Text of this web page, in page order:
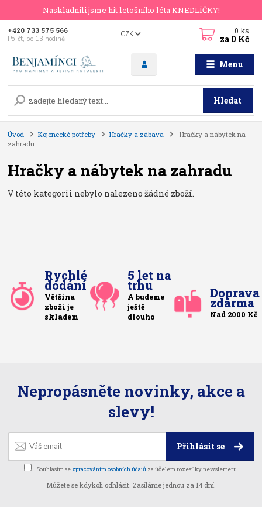
Naskladnili jsme hit letošního léta KNEDLÍČKY!
Menu
CZK
Hledat
+420 733 575 566
Po-čt, po 13 hodině
0ks
za 0 Kč
Úvod Kojenecké potřeby Hračky a zábava
Hračky a nábytek na
zahradu
Hračky a nábytek na zahradu
V této kategorii nebylo nalezeno žádné zboží.
Rychlé
dodání
Většina
zboží je
skladem
5 let na
trhu
A budeme
ještě
dlouho
Doprava
zdarma
Nad 2000 Kč
Nepropásněte novinky, akce a
slevy!
Přihlásit se
Souhlasím se zpracováním osobních údajů za účelem rozesílky newsletteru.
Můžete se kdykoli odhlásit. Zasíláme jednou za 14 dní.